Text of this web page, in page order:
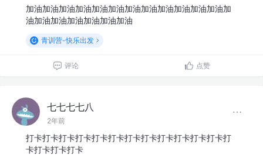
加油加油加油加油加油加油加油加油加油加油加油加油加
油加油加油加油加油加油加油
青训营-快乐出发
评论 点赞
七七七七八
2年前
打卡打卡打卡打卡打卡打卡打卡打卡打卡打卡打卡打卡打
卡打卡打卡打卡